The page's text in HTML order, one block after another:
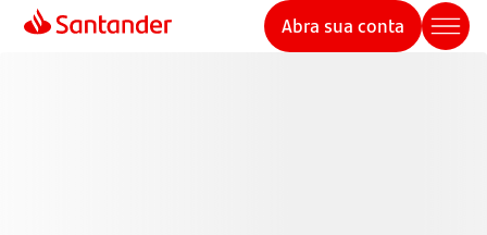
Abra sua conta